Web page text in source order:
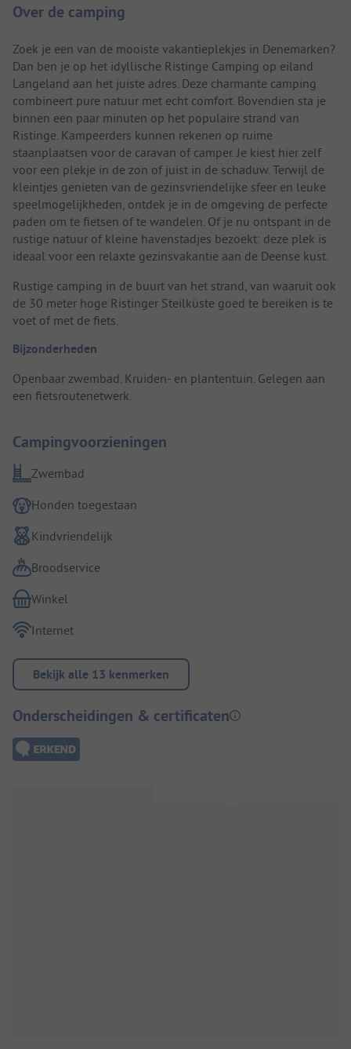
Over de camping
Zoek je een van de mooiste vakantieplekjes in Denemarken?
Dan ben je op het idyllische Ristinge Camping op eiland
Langeland aan het juiste adres. Deze charmante camping
combineert pure natuur met echt comfort. Bovendien sta je
binnen een paar minuten op het populaire strand van
Ristinge. Kampeerders kunnen rekenen op ruime
staanplaatsen voor de caravan of camper. Je kiest hier zelf
voor een plekje in de zon of juist in de schaduw. Terwijl de
kleintjes genieten van de gezinsvriendelijke sfeer en leuke
speelmogelijkheden, ontdek je in de omgeving de perfecte
paden om te fietsen of te wandelen. Of je nu ontspant in de
rustige natuur of kleine havenstadjes bezoekt: deze plek is
ideaal voor een relaxte gezinsvakantie aan de Deense kust.
Rustige camping in de buurt van het strand, van waaruit ook
de 30 meter hoge Ristinger Steilküste goed te bereiken is te
voet of met de fiets.
Bijzonderheden
Openbaar zwembad. Kruiden- en plantentuin. Gelegen aan
een fietsroutenetwerk.
Campingvoorzieningen
Zwembad
Honden toegestaan
Kindvriendelijk
Broodservice
Winkel
Internet
Bekijk alle 13 kenmerken
Onderscheidingen & certificaten